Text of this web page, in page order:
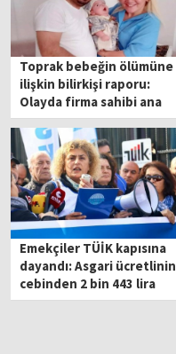
Toprak bebeğin ölümüne
ilişkin bilirkişi raporu:
Olayda firma sahibi ana
etken
Emekçiler TÜİK kapısına
dayandı: Asgari ücretlinin
cebinden 2 bin 443 lira
çaldınız